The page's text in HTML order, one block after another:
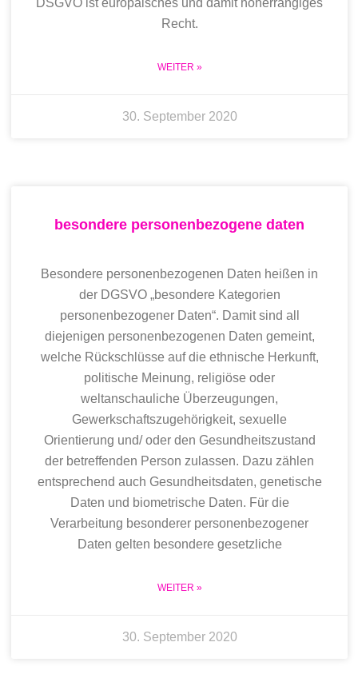
DSGVO ist europäisches und damit höherrangiges
Recht.
WEITER »
30. September 2020
besondere personenbezogene daten
Besondere personenbezogenen Daten heißen in
der DGSVO „besondere Kategorien
personenbezogener Daten“. Damit sind all
diejenigen personenbezogenen Daten gemeint,
welche Rückschlüsse auf die ethnische Herkunft,
politische Meinung, religiöse oder
weltanschauliche Überzeugungen,
Gewerkschaftszugehörigkeit, sexuelle
Orientierung und/ oder den Gesundheitszustand
der betreffenden Person zulassen. Dazu zählen
entsprechend auch Gesundheitsdaten, genetische
Daten und biometrische Daten. Für die
Verarbeitung besonderer personenbezogener
Daten gelten besondere gesetzliche
WEITER »
30. September 2020